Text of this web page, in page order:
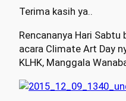
Terima kasih ya..
Rencananya Hari
acara Climate Art Day
KLHK, Manggala